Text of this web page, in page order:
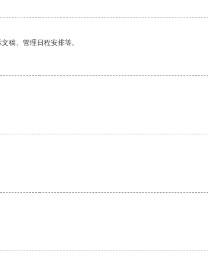
稿、管理日程安排等。